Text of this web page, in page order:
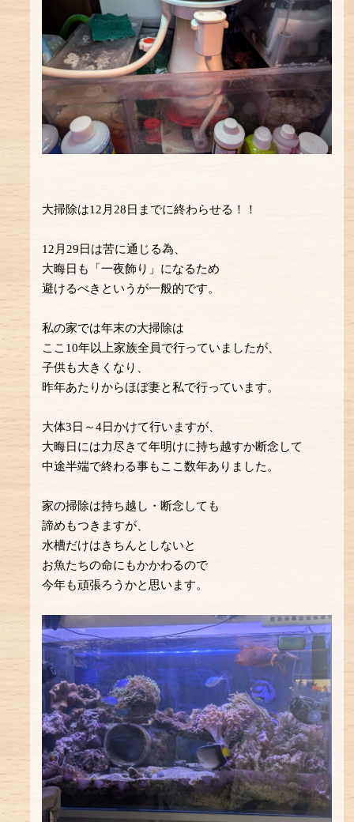
大掃除は12月28日までに終わらせる！！
12月29日は苦に通じる為、
大晦日も「一夜飾り」になるため
避けるべきというが一般的です。
私の家では年末の大掃除は
ここ10年以上家族全員で行っていましたが、
子供も大きくなり、
昨年あたりからほぼ妻と私で行っています。
大体3日～4日かけて行いますが、
大晦日には力尽きて年明けに持ち越すか断念して
中途半端で終わる事もここ数年ありました。
家の掃除は持ち越し・断念しても
諦めもつきますが、
水槽だけはきちんとしないと
お魚たちの命にもかかわるので
今年も頑張ろうかと思います。